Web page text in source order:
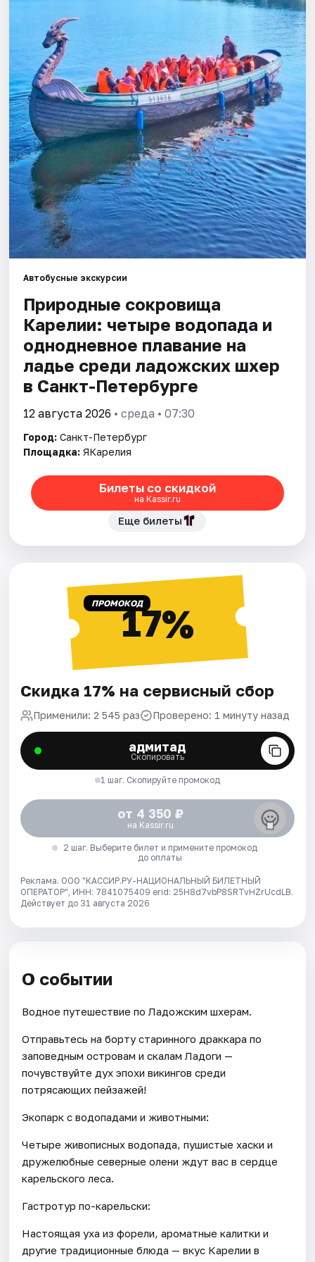
Города
Площадки
Артисты
Рейтинги
Автобусные экскурсии
Природные сокровища
Карелии: четыре водопада и
однодневное плавание на
ладье среди ладожских шхер
в Санкт-Петербурге
12 августа 2026 • среда • 07:30
Город: Санкт-Петербург
Площадка: ЯКарелия
Билеты со скидкой
на Kassir.ru
Еще билеты
ПРОМОКОД17%
Скидка 17% на сервисный сбор
Применили: 2 545 раз Проверено: 1 минуту назад
адмитад
Скопировать
1 шаг. Скопируйте промокод
от 4 350 ₽
на Kassir.ru
2 шаг. Выберите билет и примените промокод
до оплаты
Реклама. ООО "КАССИР.РУ-НАЦИОНАЛЬНЫЙ БИЛЕТНЫЙ
ОПЕРАТОР", ИНН: 7841075409 erid: 25H8d7vbP8SRTvHZrUcdLB.
Действует до 31 августа 2026
О событии
Водное путешествие по Ладожским шхерам.
Отправьтесь на борту старинного драккара по
заповедным островам и скалам Ладоги —
почувствуйте дух эпохи викингов среди
потрясающих пейзажей!
Экопарк с водопадами и животными:
Четыре живописных водопада, пушистые хаски и
дружелюбные северные олени ждут вас в сердце
карельского леса.
Гастротур по-карельски:
Настоящая уха из форели, ароматные калитки и
другие традиционные блюда — вкус Карелии в